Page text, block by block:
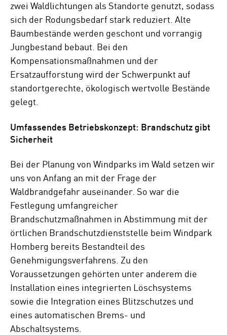
zwei Waldlichtungen als Standorte genutzt, sodass
sich der Rodungsbedarf stark reduziert. Alte
Baumbestände werden geschont und vorrangig
Jungbestand bebaut. Bei den
Kompensationsmaßnahmen und der
Ersatzaufforstung wird der Schwerpunkt auf
standortgerechte, ökologisch wertvolle Bestände
gelegt.
Umfassendes Betriebskonzept: Brandschutz gibt
Sicherheit
Bei der Planung von Windparks im Wald setzen wir
uns von Anfang an mit der Frage der
Waldbrandgefahr auseinander. So war die
Festlegung umfangreicher
Brandschutzmaßnahmen in Abstimmung mit der
örtlichen Brandschutzdienststelle beim Windpark
Homberg bereits Bestandteil des
Genehmigungsverfahrens. Zu den
Voraussetzungen gehörten unter anderem die
Installation eines integrierten Löschsystems
sowie die Integration eines Blitzschutzes und
eines automatischen Brems- und
Abschaltsystems.